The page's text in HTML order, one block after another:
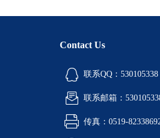
Contact Us
联系QQ：530105338
联系邮箱：
传真：0519-